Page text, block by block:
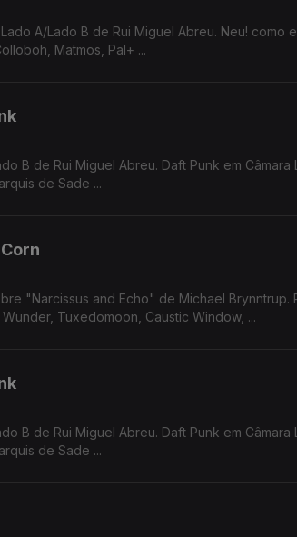
Matmos, Pal+ ...
B de Rui Miguel Abreu. Daft Punk em Câmara
de Sade ...
"Narcissus and Echo" de Michael Brynntrup.
Tuxedomoon, Caustic Window, ...
B de Rui Miguel Abreu. Daft Punk em Câmara
de Sade ...